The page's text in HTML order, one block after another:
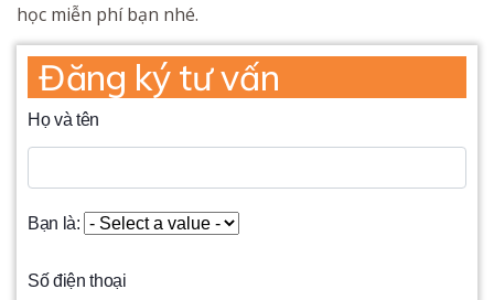
học miễn phí bạn nhé.
Đăng ký tư vấn
Họ và tên
Bạn là:
Số điện thoại